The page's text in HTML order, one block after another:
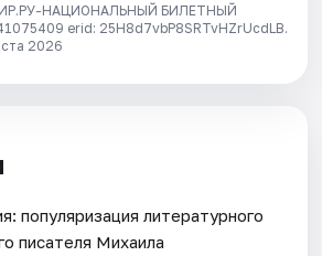
НАЦИОНАЛЬНЫЙ БИЛЕТНЫЙ
erid: 25H8d7vbP8SRTvHZrUcdLB.
2026
популяризация литературного
писателя Михаила